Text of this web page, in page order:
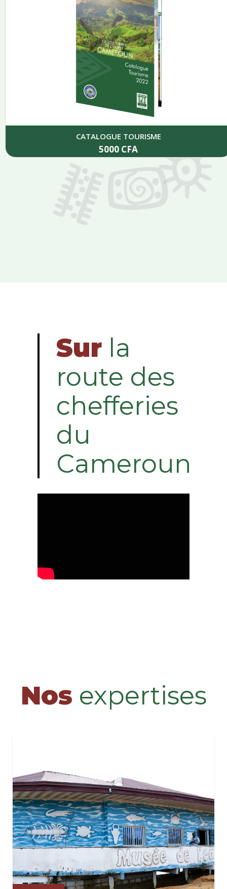
CATALOGUE TOURISME
5000CFA
Sur la
route des
chefferies
du
Cameroun
Nos expertises